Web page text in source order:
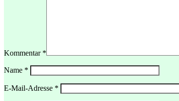
Kommentar *
Name *
E-Mail-Adresse *